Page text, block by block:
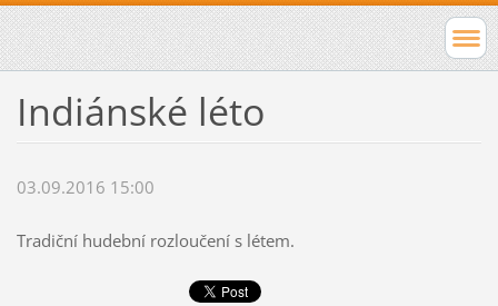
Indiánské léto
03.09.2016 15:00
Tradiční hudební rozloučení s létem.